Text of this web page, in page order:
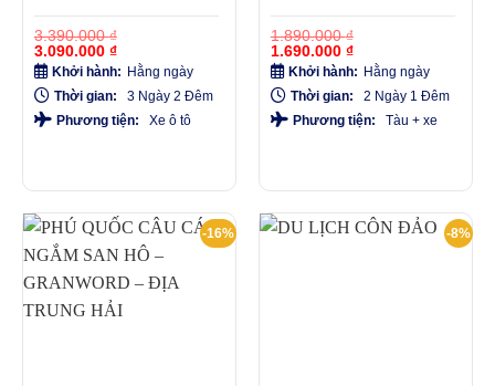
3.390.000₫
Giá
gốc
là:
3.390.000 ₫.
3.090.000 ₫Giá
hiện
tại
là:
3.090.000 ₫.
Khởi hành: Hằng ngày
Thời gian:
3 Ngày 2 Đêm
Phương tiện:
Xe ô tô
1.890.000₫
Giá
gốc
là:
1.890.000 ₫.
1.690.000 ₫Giá
hiện
tại
là:
1.690.000 ₫.
Khởi hành: Hằng ngày
Thời gian:
2 Ngày 1 Đêm
Phương tiện:
Tàu + xe
-16% -8%